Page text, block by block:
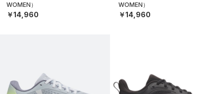
WOMEN）
￥14,960
WOMEN）
￥14,960